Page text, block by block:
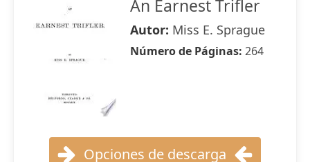
An Earnest Trifler
Autor: Miss E. Sprague
Número de Páginas: 264
Opciones de descarga